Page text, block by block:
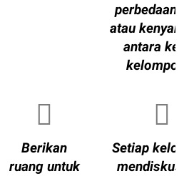
perbedaan
atau
antara
Berikan
ruang untuk
Setiap